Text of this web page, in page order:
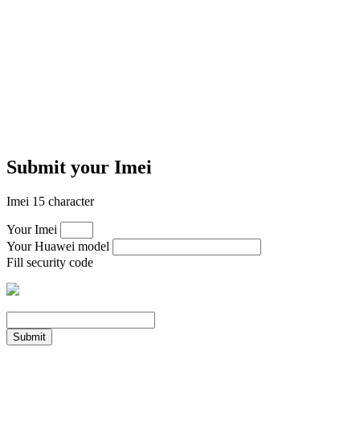
Submit your Imei
Imei 15 character
Your Imei
Your Huawei model
Fill security code
Submit